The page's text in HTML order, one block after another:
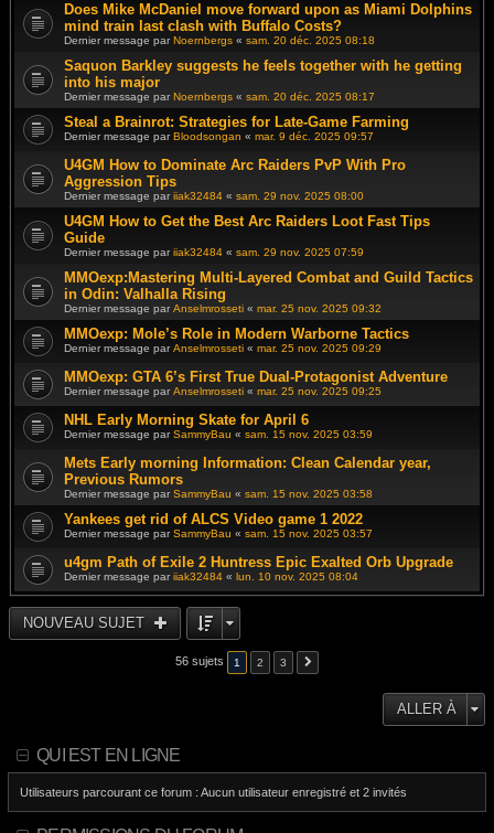
Does Mike McDaniel move forward upon as Miami Dolphins
mind train last clash with Buffalo Costs?
Dernier message parNoernbergs « sam. 20 déc. 2025 08:18
Saquon Barkley suggests he feels together with he getting
into his major
Dernier message par Noernbergs « sam. 20 déc. 2025 08:17
Steal a Brainrot: Strategies for Late-Game Farming
Dernier message parBloodsongan « mar. 9 déc. 2025 09:57
U4GM How to Dominate Arc Raiders PvP With Pro
Aggression Tips
Dernier message par iiak32484 « sam. 29 nov. 2025 08:00
U4GM How to Get the Best Arc Raiders Loot Fast Tips
Guide
Dernier message pariiak32484 « sam. 29 nov. 2025 07:59
MMOexp:Mastering Multi-Layered Combat and Guild Tactics
in Odin: Valhalla Rising
Dernier message par Anselmrosseti « mar. 25 nov. 2025 09:32
MMOexp: Mole’s Role in Modern Warborne Tactics
Dernier message parAnselmrosseti « mar. 25 nov. 2025 09:29
MMOexp: GTA 6’s First True Dual-Protagonist Adventure
Dernier message parAnselmrosseti « mar. 25 nov. 2025 09:25
NHL Early Morning Skate for April 6
Dernier message parSammyBau « sam. 15 nov. 2025 03:59
Mets Early morning Information: Clean Calendar year,
Previous Rumors
Dernier message par SammyBau « sam. 15 nov. 2025 03:58
Yankees get rid of ALCS Video game 1 2022
Dernier message parSammyBau « sam. 15 nov. 2025 03:57
u4gm Path of Exile 2 Huntress Epic Exalted Orb Upgrade
Dernier message pariiak32484 « lun. 10 nov. 2025 08:04
NOUVEAU SUJET
56 sujets 1 2 3
ALLER À
QUI EST EN LIGNE
Utilisateurs parcourant ce forum : Aucun utilisateur enregistré et 2 invités